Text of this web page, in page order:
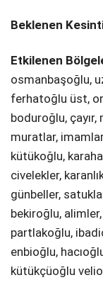
Beklenen
Etkilenen
osmanbaşoğlu,
ferhatoğlu üst,
boduroğlu,
muratlar,
kütükoğlu,
ci̇velekler,
günbeller,
beki̇roğlu,
partlakoğlu,
enbi̇oğlu,
kütükçüoğlu